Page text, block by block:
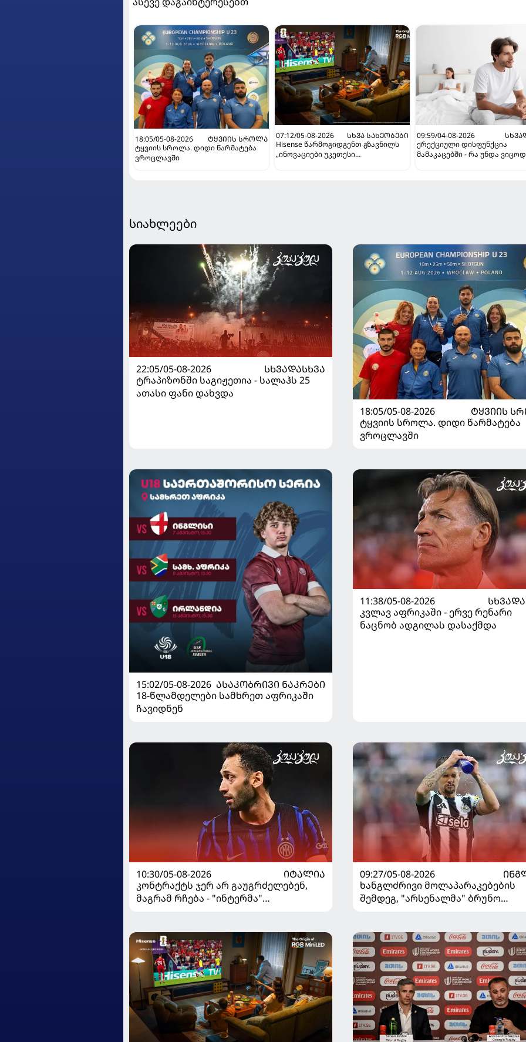
18:05/05-08-2026
ᲢᲧᲕᲘᲘᲡ ᲡᲠᲝᲚᲐ
ტყვიის სროლა. დიდი წარმატება
ვროცლავში
07:12/05-08-2026
ᲡᲮᲕᲐ ᲡᲐᲮᲔᲝᲑᲔᲑᲘ
Hisense წარმოგიდგენთ გზავნილს
„ინოვაციები უკეთესი
09:59/04-08-2026
ერექციული დისფუნქცია
მამაკაცებში - რა უნდა
სიახლეები
22:05/05-08-2026
ᲡᲮᲕᲐᲓᲐᲡᲮᲕᲐ
ტრაპიზონში საგიჟეთია - სალაჰს 25
ათასი ფანი დახვდა
18:05/05-08-2026
ᲢᲧᲕᲘᲘᲡ
ტყვიის სროლა. დიდი წარმატება
ვროცლავში
15:02/05-08-2026 ᲐᲡᲐᲙᲝᲑᲠᲘᲕᲘ ᲜᲐᲙᲠᲔᲑᲘ
18-წლამდელები სამხრეთ აფრიკაში
ჩავიდნენ
11:38/05-08-2026
კვლავ აფრიკაში - ერვე რენარი
ნაცნობ ადგილას დასაქმდა
10:30/05-08-2026
ᲘᲢᲐᲚᲘᲐ
კონტრაქტს ჯერ არ გაუგრძელებენ,
მაგრამ რჩება - "ინტერმა"
09:27/05-08-2026
ხანგლძრივი მოლაპარაკებების
შემდეგ, "არსენალმა" ბრუნო